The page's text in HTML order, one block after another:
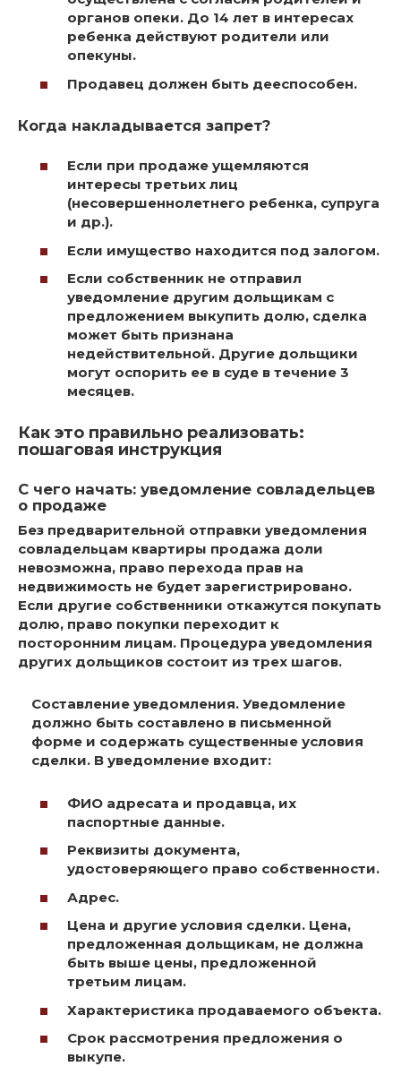
органов опеки. До 14 лет в интересах
ребенка действуют родители или
опекуны.
Продавец должен быть дееспособен.
Когда накладывается запрет?
Если при продаже ущемляются
интересы третьих лиц
(несовершеннолетнего ребенка, супруга
и др.).
Если имущество находится под залогом.
Если собственник не отправил
уведомление другим дольщикам с
предложением выкупить долю, сделка
может быть признана
недействительной. Другие дольщики
могут оспорить ее в суде в течение 3
месяцев.
Как это правильно реализовать:
пошаговая инструкция
С чего начать: уведомление совладельцев
о продаже
Без предварительной отправки уведомления
совладельцам квартиры продажа доли
невозможна, право перехода прав на
недвижимость не будет зарегистрировано.
Если другие собственники откажутся покупать
долю, право покупки переходит к
посторонним лицам. Процедура уведомления
других дольщиков состоит из трех шагов.
Составление уведомления. Уведомление
должно быть составлено в письменной
форме и содержать существенные условия
сделки. В уведомление входит:
ФИО адресата и продавца, их
паспортные данные.
Реквизиты документа,
удостоверяющего право собственности.
Адрес.
Цена и другие условия сделки. Цена,
предложенная дольщикам, не должна
быть выше цены, предложенной
третьим лицам.
Характеристика продаваемого объекта.
Срок рассмотрения предложения о
выкупе.